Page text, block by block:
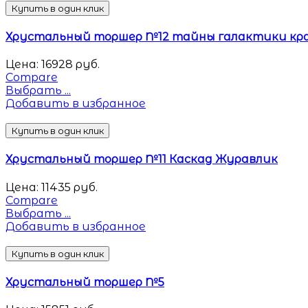
Купить в один клик
Хрустальный торшер №12 тайны галактики
Цена: 16928 руб.
Compare
Выбрать ...
Добавить в избранное
Купить в один клик
Хрустальный торшер №11 Каскад Журавлик
Цена: 11435 руб.
Compare
Выбрать ...
Добавить в избранное
Купить в один клик
Хрустальный торшер №5